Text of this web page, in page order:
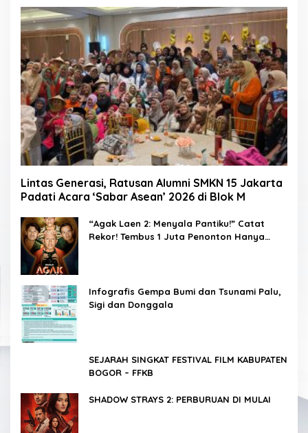
Lintas Generasi, Ratusan Alumni SMKN 15 Jakarta
Padati Acara ‘Sabar Asean’ 2026 di Blok M
“Agak Laen 2: Menyala Pantiku!” Catat
Rekor! Tembus 1 Juta Penonton Hanya
Infografis Gempa Bumi dan Tsunami Palu,
Sigi dan Donggala
SEJARAH SINGKAT FESTIVAL FILM KABUPATEN
BOGOR – FFKB
SHADOW STRAYS 2: PERBURUAN DI MULAI